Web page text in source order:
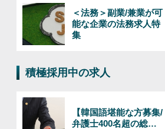
＜法務＞副業/兼業が可
能な企業の法務求人特
集
積極採用中の求人
【韓国語堪能な方募集/
弁護士400名超の総合